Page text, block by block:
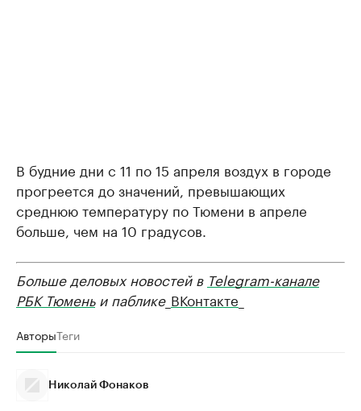
В будние дни с 11 по 15 апреля воздух в городе
прогреется до значений, превышающих
среднюю температуру по Тюмени в апреле
больше, чем на 10 градусов.
Больше деловых новостей в Telegram-канале
РБК Тюменьи паблике_ ВКонтакте
АвторыТеги
Николай Фонаков